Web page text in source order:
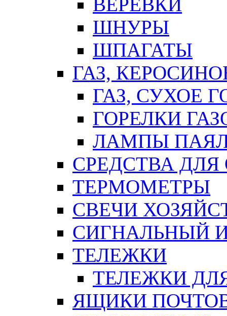
ВЕРЕВКИ
ШНУРЫ
ШПАГАТЫ
ГАЗ,
ГАЗ, СУХОЕ
ГОРЕЛКИ
ЛАМПЫ
СРЕДСТВА
ТЕРМОМЕТРЫ
СВЕЧИ
СИГНАЛЬНЫЙ
ТЕЛЕЖКИ
ТЕЛЕЖКИ
ЯЩИКИ